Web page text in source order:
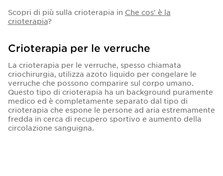
Scopri di più sulla crioterapia in Che cos' è la
crioterapia?
Crioterapia per le verruche
La crioterapia per le verruche, spesso chiamata
criochirurgia, utilizza azoto liquido per congelare le
verruche che possono comparire sul corpo umano.
Questo tipo di crioterapia ha un background puramente
medico ed è completamente separato dal tipo di
crioterapia che espone le persone ad aria estremamente
fredda in cerca di recupero sportivo e aumento della
circolazione sanguigna.